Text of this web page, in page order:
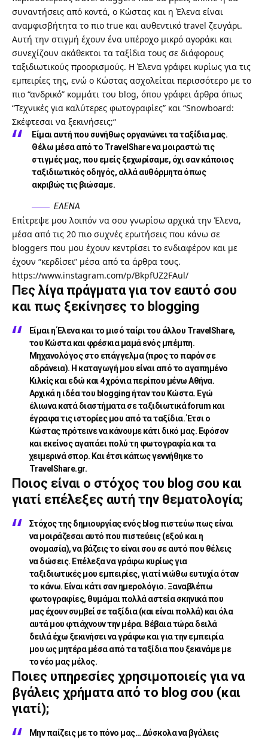
συναντήσεις από κοντά, ο Κώστας και η Έλενα είναι
αναμφισβήτητα το πιο true και αυθεντικό travel ζευγάρι.
Αυτή την στιγμή έχουν ένα υπέροχο μικρό αγοράκι και
συνεχίζουν ακάθεκτοι τα ταξίδια τους σε διάφορους
ταξιδιωτικούς προορισμούς. Η Έλενα γράφει κυρίως για τις
εμπειρίες της, ενώ ο Κώστας ασχολείται περισσότερο με το
πιο “ανδρικό” κομμάτι του blog, όπου γράφει άρθρα όπως
“Τεχνικές για καλύτερες φωτογραφίες” και “Snowboard:
Σκέφτεσαι να ξεκινήσεις;“
Είμαι αυτή που συνήθως οργανώνει τα ταξίδια μας.
Θέλω μέσα από το TravelShare να μοιραστώ τις
στιγμές μας, που εμείς ξεχωρίσαμε, όχι σαν κάποιος
ταξιδιωτικός οδηγός, αλλά αυθόρμητα όπως
ακριβώς τις βιώσαμε.
ΕΛΕΝΑ
Επίτρεψε μου λοιπόν να σου γνωρίσω αρχικά την Έλενα,
μέσα από τις 20 πιο συχνές ερωτήσεις που κάνω σε
bloggers που μου έχουν κεντρίσει το ενδιαφέρον και με
έχουν “κερδίσει” μέσα από τα άρθρα τους.
https://www.instagram.com/p/BkpfUZ2FAul/
Πες λίγα πράγματα για τον εαυτό σου
και πως ξεκίνησες το blogging
Είμαι η Έλενα και το μισό ταίρι του άλλου TravelShare,
του Κώστα και φρέσκια μαμά ενός μπέμπη.
Μηχανολόγος στο επάγγελμα (προς το παρόν σε
αδράνεια). Η καταγωγή μου είναι από το αγαπημένο
Κιλκίς και εδώ και 4 χρόνια περίπου μένω Αθήνα.
Αρχικά η ιδέα του blogging ήταν του Κώστα. Εγώ
έλιωνα κατά διαστήματα σε ταξιδιωτικά forum και
έγραφα τις ιστορίες μου από τα ταξίδια. Έτσι ο
Κώστας πρότεινε να κάνουμε κάτι δικό μας. Εφόσον
και εκείνος αγαπάει πολύ τη φωτογραφία και τα
χειμερινά σπορ. Και έτσι κάπως γεννήθηκε το
TravelShare.gr.
Ποιος είναι ο στόχος του blog σου και
γιατί επέλεξες αυτή την θεματολογία;
Στόχος της δημιουργίας ενός blog πιστεύω πως είναι
να μοιράζεσαι αυτό που πιστεύεις (εξού και η
ονομασία), να βάζεις το είναι σου σε αυτό που θέλεις
να δώσεις. Επέλεξα να γράφω κυρίως για
ταξιδιωτικές μου εμπειρίες, γιατί νιώθω ευτυχία όταν
το κάνω. Είναι κάτι σαν ημερολόγιο. Ξαναβλέπω
φωτογραφίες, θυμάμαι πολλά αστεία σκηνικά που
μας έχουν συμβεί σε ταξίδια (και είναι πολλά) και όλα
αυτά μου φτιάχνουν την μέρα. Βέβαια τώρα δειλά
δειλά έχω ξεκινήσει να γράφω και για την εμπειρία
μου ως μητέρα μέσα από τα ταξίδια που ξεκινάμε με
το νέο μας μέλος.
Ποιες υπηρεσίες χρησιμοποιείς για να
βγάλεις χρήματα από το blog σου (και
γιατί);
Μην παίζεις με το πόνο μας… Δύσκολα να βγάλεις